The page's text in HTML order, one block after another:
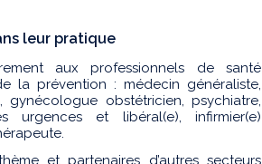
leur pratique
aux professionnels de santé
la prévention : médecin généraliste,
obstétricien, psychiatre,
urgences et libéral(e), infirmier(e)
et partenaires d’autres secteurs